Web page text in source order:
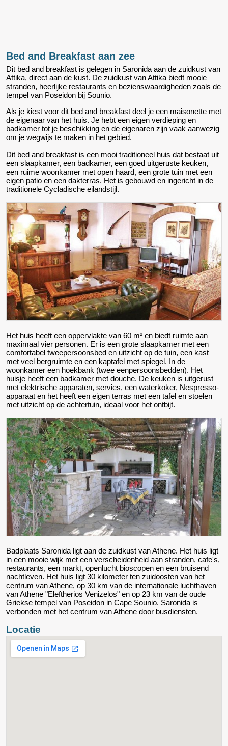
Bed and Breakfast aan zee
Dit bed and breakfast is gelegen in Saronida aan de zuidkust van
Attika, direct aan de kust. De zuidkust van Attika biedt mooie
stranden, heerlijke restaurants en bezienswaardigheden zoals de
tempel van Poseidon bij Sounio.
Als je kiest voor dit bed and breakfast deel je een maisonette met
de eigenaar van het huis. Je hebt een eigen verdieping en
badkamer tot je beschikking en de eigenaren zijn vaak aanwezig
om je wegwijs te maken in het gebied.
Dit bed and breakfast is een mooi traditioneel huis dat bestaat uit
een slaapkamer, een badkamer, een goed uitgeruste keuken,
een ruime woonkamer met open haard, een grote tuin met een
eigen patio en een dakterras. Het is gebouwd en ingericht in de
traditionele Cycladische eilandstijl.
Het huis heeft een oppervlakte van 60 m² en biedt ruimte aan
maximaal vier personen. Er is een grote slaapkamer met een
comfortabel tweepersoonsbed en uitzicht op de tuin, een kast
met veel bergruimte en een kaptafel met spiegel. In de
woonkamer een hoekbank (twee eenpersoonsbedden). Het
huisje heeft een badkamer met douche. De keuken is uitgerust
met elektrische apparaten, servies, een waterkoker, Nespresso-
apparaat en het heeft een eigen terras met een tafel en stoelen
met uitzicht op de achtertuin, ideaal voor het ontbijt.
Badplaats Saronida ligt aan de zuidkust van Athene. Het huis ligt
in een mooie wijk met een verscheidenheid aan stranden, cafe's,
restaurants, een markt, openlucht bioscopen en een bruisend
nachtleven. Het huis ligt 30 kilometer ten zuidoosten van het
centrum van Athene, op 30 km van de internationale luchthaven
van Athene "Eleftherios Venizelos" en op 23 km van de oude
Griekse tempel van Poseidon in Cape Sounio. Saronida is
verbonden met het centrum van Athene door busdiensten.
Locatie